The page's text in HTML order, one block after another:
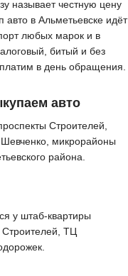
называет честную цену
в Альметьевске идёт
любых марок и в
битый и без
в день обращения.
авто
Строителей,
микрорайоны
района.
у штаб-квартиры
Строителей, ТЦ